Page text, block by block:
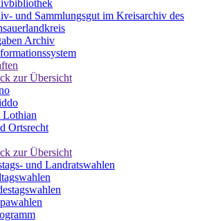
und Sammlungsgut im Kreisarchiv des
Archiv
zur Übersicht
Lothian
Ortsrecht
zur Übersicht
und Landratswahlen